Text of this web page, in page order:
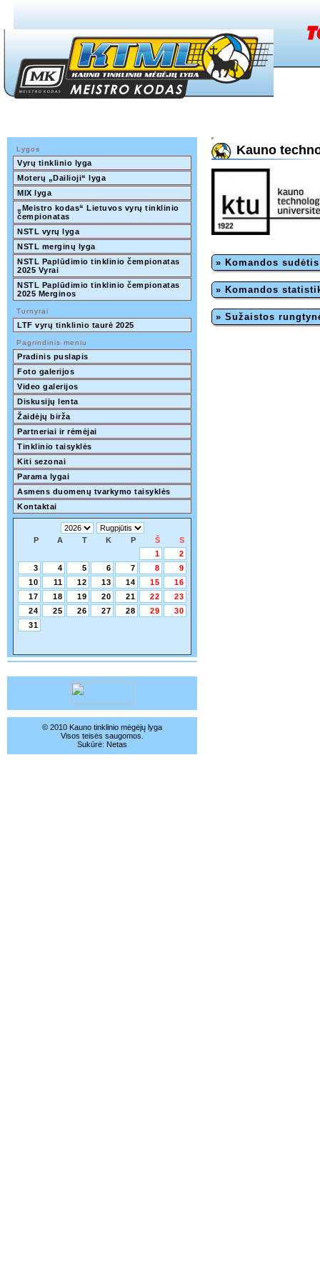
Lygos
Vyrų tinklinio lyga
Moterų „Dailioji“ lyga
MIX lyga
„Meistro kodas“ Lietuvos vyrų tinklinio
čempionatas
NSTL vyrų lyga
NSTL merginų lyga
NSTL Paplūdimio tinklinio čempionatas
2025 Vyrai
NSTL Paplūdimio tinklinio čempionatas
2025 Merginos
Turnyrai
LTF vyrų tinklinio taurė 2025
Pagrindinis meniu
Pradinis puslapis
Foto galerijos
Video galerijos
Diskusijų lenta
Žaidėjų birža
Partneriai ir rėmėjai
Tinklinio taisyklės
Kiti sezonai
Parama lygai
Asmens duomenų tvarkymo taisyklės
Kontaktai
P A T K P Š
S
1
2
3
4 5 6 7 8
9
10
11 12 13 14 15
16
17
18 19 20 21 22
23
24
25 26 27 28 29
30
31
© 2010 Kauno tinklinio mėgėjų lyga
Visos teisės saugomos.
Sukūrė: Netas
Kauno
» Komandos sudėtis
» Komandos
» Sužaistos